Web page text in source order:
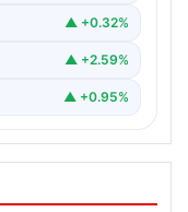
▲ +0.32%
▲ +2.59%
▲ +0.95%